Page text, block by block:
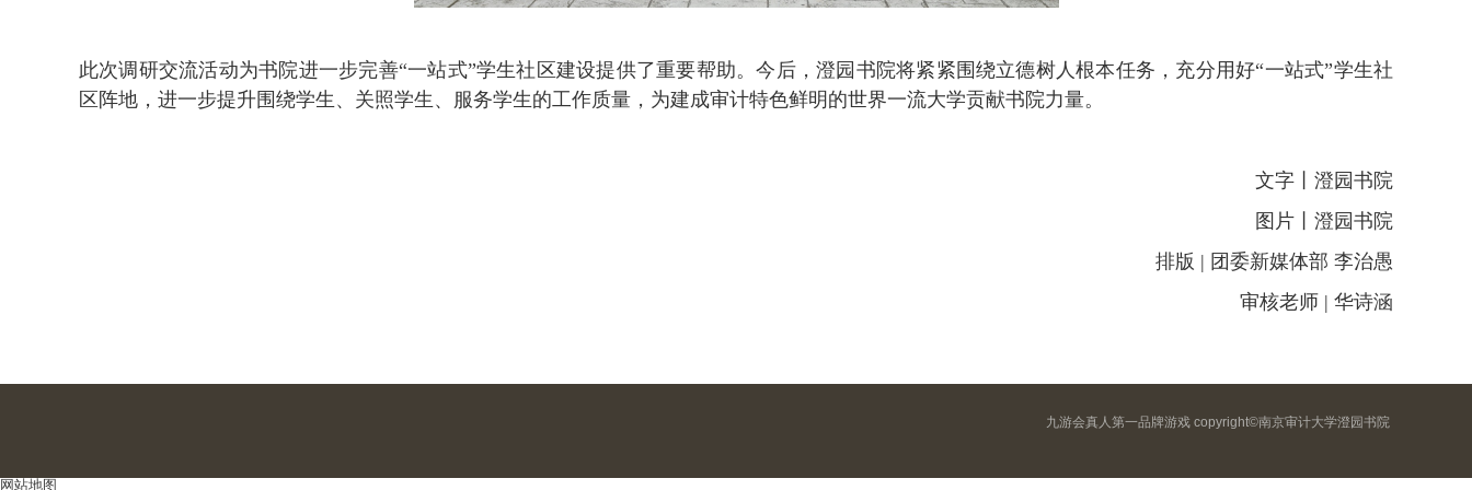
此次调研交流活动为书院进一步完善“一站式”学生社区建设提供了重要帮助。今后，澄园书院将紧紧围绕立德树人根本任务，充分用好“一站式”学生社
区阵地，进一步提升围绕学生、关照学生、服务学生的工作质量，为建成审计特色鲜明的世界一流大学贡献书院力量。
文字丨澄园书院
图片丨澄园书院
排版 | 团委新媒体部 李治愚
审核老师 | 华诗涵
九游会真人第一品牌游戏 copyright©南京审计大学澄园书院
网站地图